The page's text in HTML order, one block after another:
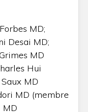
MD;
Desai MD;
MD
Hui
MD
MD (membre
MD